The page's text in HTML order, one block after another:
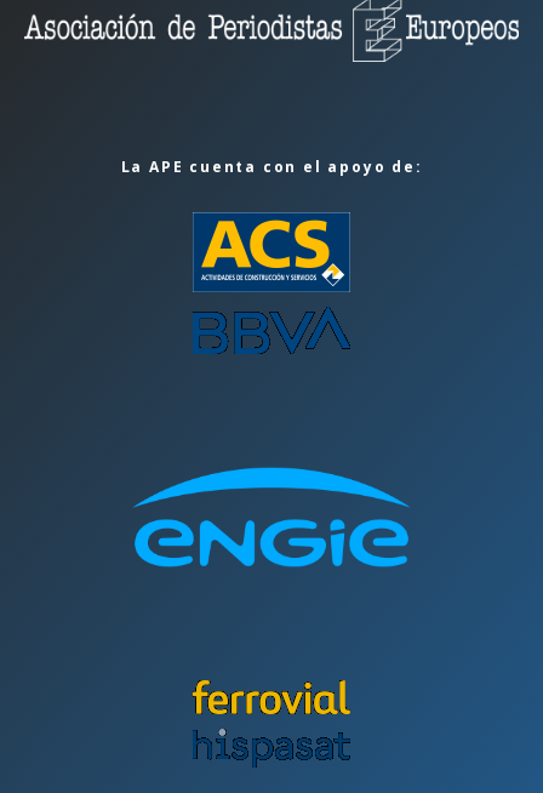
La APE cuenta con el apoyo de: